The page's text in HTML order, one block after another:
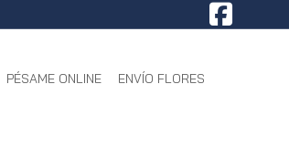
PÉSAME ONLINE ENVÍO FLORES